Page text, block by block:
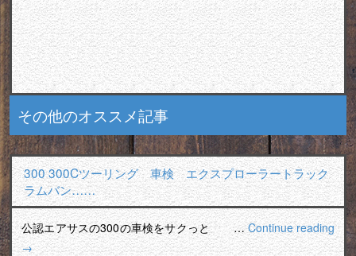
その他のオススメ記事
300 300Cツーリング 車検 エクスプローラートラック
ラムバン……
公認エアサスの300の車検をサクっと …Continue reading
→